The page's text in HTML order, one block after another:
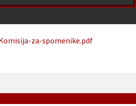
za-spomenike.pdf